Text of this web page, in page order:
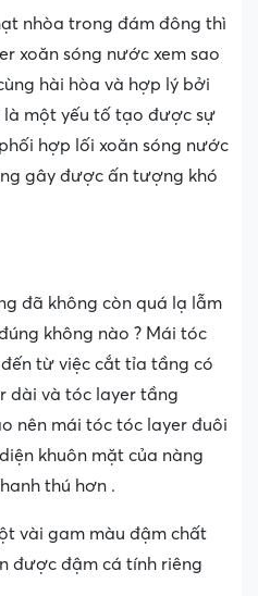
nhòa trong đám đông thì
xoăn sóng nước xem sao
hài hòa và hợp lý bởi
một yếu tố tạo được sự
hợp lối xoăn sóng nước
gây được ấn tượng khó
đã không còn quá lạ lẫm
không nào ? Mái tóc
từ việc cắt tỉa tầng có
dài và tóc layer tầng
nên mái tóc tóc layer đuôi
khuôn mặt của nàng
thú hơn .
vài gam màu đậm chất
được đậm cá tính riêng